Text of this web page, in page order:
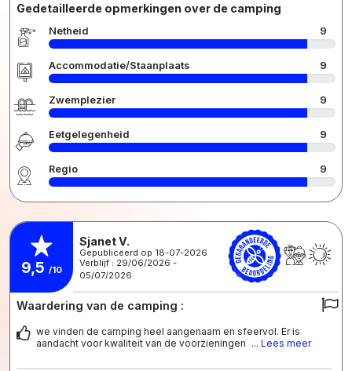
Gedetailleerde opmerkingen over de camping
Netheid 9
Accommodatie/Staanplaats 9
Zwemplezier 9
Eetgelegenheid 9
Regio 9
9,5 /10
Sjanet V.
Gepubliceerd op 18-07-2026
Verblijf : 29/06/2026 -
05/07/2026
Waardering van de camping :
we vinden de camping heel aangenaam en sfeervol. Er is
aandacht voor kwaliteit van de voorzieningen ... Lees meer